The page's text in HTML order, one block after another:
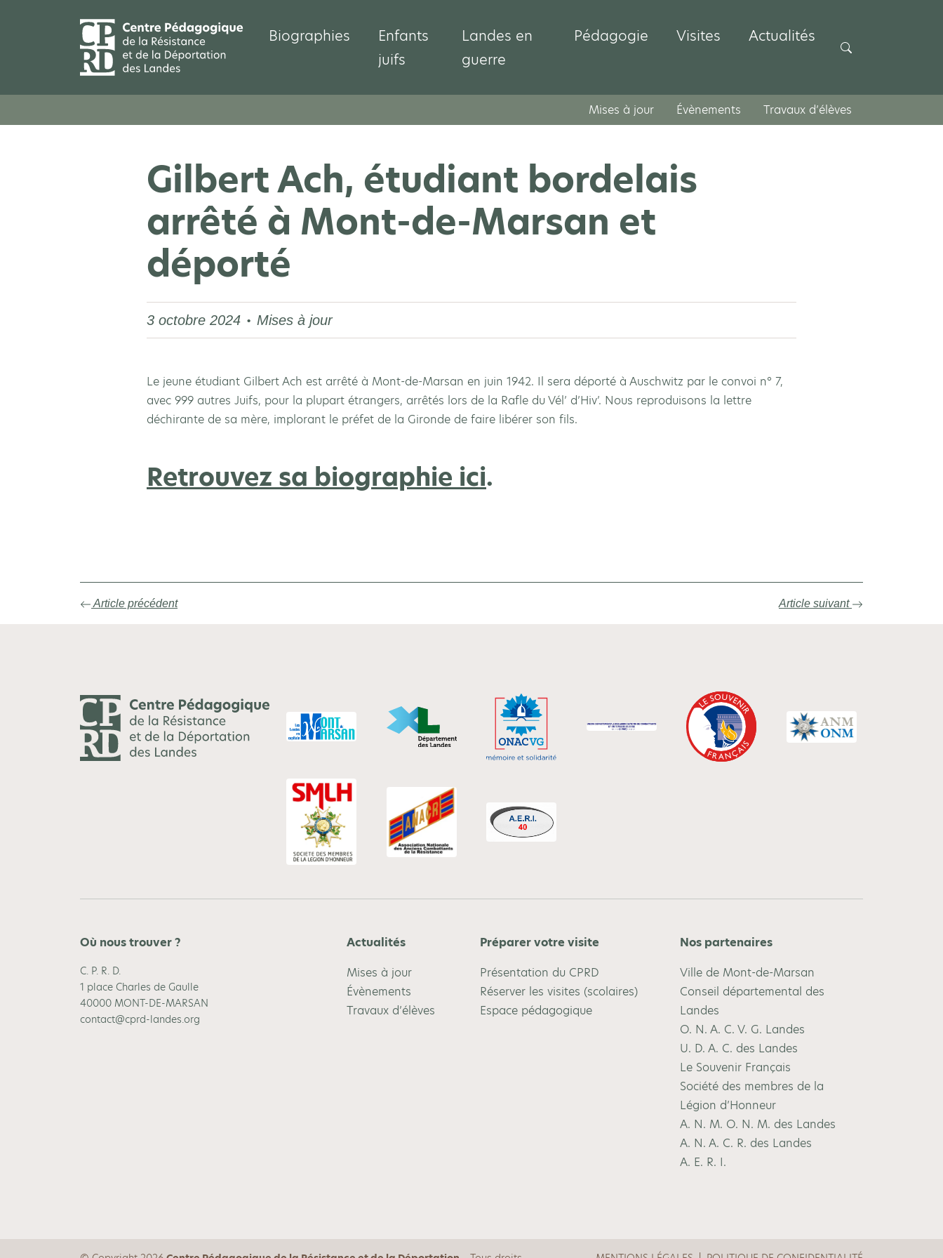
Biographies
Enfants
juifs
Landes en
guerre
Pédagogie Visites Actualités
Rechercher
Mises à jour Évènements Travaux d’élèves
Gilbert Ach, étudiant bordelais
arrêté à Mont-de-Marsan et
déporté
3 octobre 2024 Mises à jour
Le jeune étudiant Gilbert Ach est arrêté à Mont-de-Marsan en juin 1942. Il sera déporté à Auschwitz par le convoi n° 7,
avec 999 autres Juifs, pour la plupart étrangers, arrêtés lors de la Rafle du Vél’ d’Hiv’. Nous reproduisons la lettre
déchirante de sa mère, implorant le préfet de la Gironde de faire libérer son fils.
Retrouvez sa biographie ici.
Article précédent Article suivant
Où nous trouver ?
C. P. R. D.
1 place Charles de Gaulle
40000 MONT-DE-MARSAN
contact@cprd-landes.org
Actualités
Mises à jour
Évènements
Travaux d’élèves
Préparer votre visite
Présentation du CPRD
Réserver les visites (scolaires)
Espace pédagogique
Nos partenaires
Ville de Mont-de-Marsan
Conseil départemental des
Landes
O. N. A. C. V. G. Landes
U. D. A. C. des Landes
Le Souvenir Français
Société des membres de la
Légion d’Honneur
A. N. M. O. N. M. des Landes
A. N. A. C. R. des Landes
A. E. R. I.